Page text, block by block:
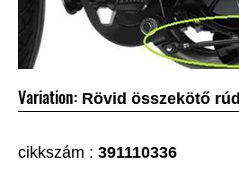
Variation: Rövid összekötő rúd
cikkszám : 391110336